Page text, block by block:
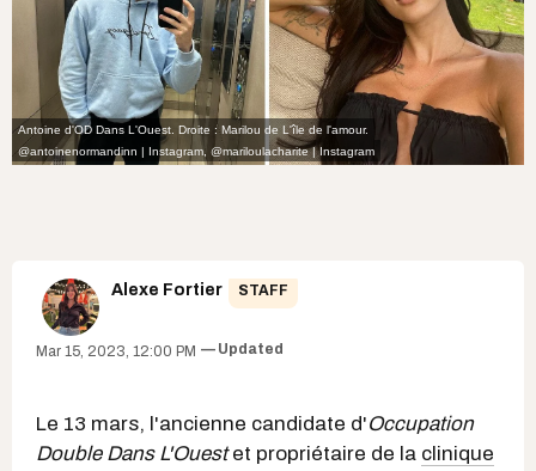
Antoine d'OD Dans L'Ouest. Droite : Marilou de L'île de l'amour.
@antoinenormandinn | Instagram @mariloulacharite | Instagram
Alexe Fortier STAFF
Mar 15, 2023, 12:00 PM Updated
Le 13 mars, l'ancienne candidate d'Occupation
Double Dans L'Ouestet propriétaire de la clinique